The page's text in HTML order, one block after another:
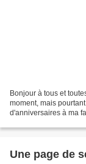
Bonjour à tous et
moment, mais
d'anniversaires à ma
Une page de